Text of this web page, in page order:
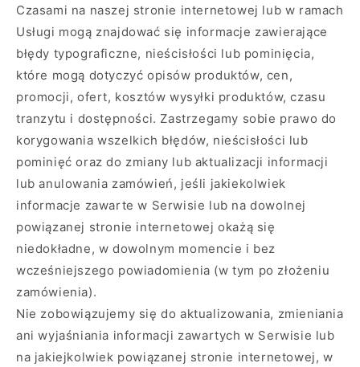
Czasami na naszej stronie internetowej lub w ramach
Usługi mogą znajdować się informacje zawierające
błędy typograficzne, nieścisłości lub pominięcia,
które mogą dotyczyć opisów produktów, cen,
promocji, ofert, kosztów wysyłki produktów, czasu
tranzytu i dostępności. Zastrzegamy sobie prawo do
korygowania wszelkich błędów, nieścisłości lub
pominięć oraz do zmiany lub aktualizacji informacji
lub anulowania zamówień, jeśli jakiekolwiek
informacje zawarte w Serwisie lub na dowolnej
powiązanej stronie internetowej okażą się
niedokładne, w dowolnym momencie i bez
wcześniejszego powiadomienia (w tym po złożeniu
zamówienia).
Nie zobowiązujemy się do aktualizowania, zmieniania
ani wyjaśniania informacji zawartych w Serwisie lub
na jakiejkolwiek powiązanej stronie internetowej, w